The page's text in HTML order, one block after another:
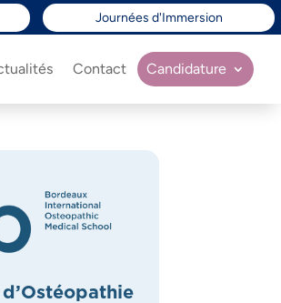
Journées d'Immersion
Contact Candidature